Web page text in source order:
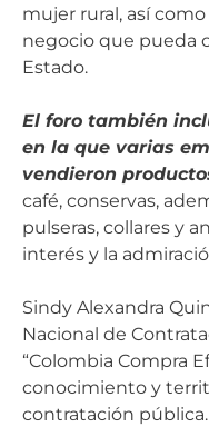
mujer rural, así
negocio que pueda
Estado.
El foro también
en la que varias
vendieron
café, conservas,
pulseras, collares y
interés y la
Sindy Alexandra
Nacional de
“Colombia Compra
conocimiento y
contratación